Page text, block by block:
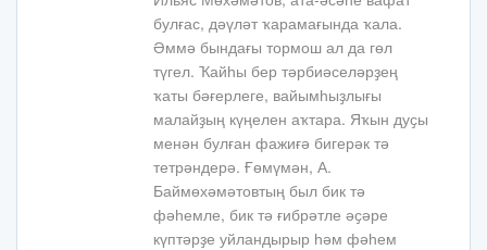
булғас, дәүләт ҡарамағында ҡала.
Әммә бындағы тормош ал да гөл
түгел. Ҡайһы бер тәрбиәселәрҙең
ҡаты бәғерлеге, вайымһыҙлығы
малайҙың күңелен аҡтара. Яҡын дуҫы
менән булған фажиғә бигерәк тә
тетрәндерә. Ғөмүмән, А.
Баймөхәмәтовтың был бик тә
фәһемле, бик тә ғибрәтле әҫәре
күптәрҙе уйландырыр һәм фәһем